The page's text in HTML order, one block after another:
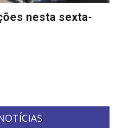
nesta sexta-